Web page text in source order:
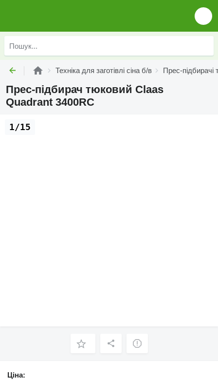
Техніка для заготівлі сіна б/в Прес-підбирачі
Прес-підбирач тюковий Claas
Quadrant 3400RC
1/15
Ціна: